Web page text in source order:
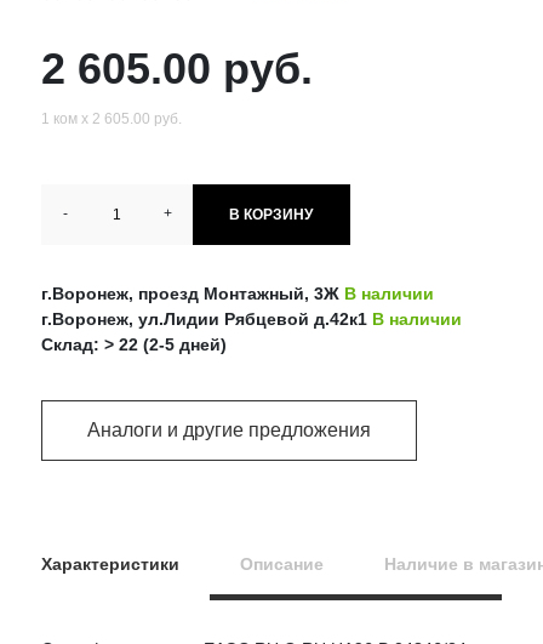
2 605.00 руб.
1 ком х 2 605.00 руб.
- + В КОРЗИНУ
г.Воронеж, проезд Монтажный, 3Ж В наличии
г.Воронеж, ул.Лидии Рябцевой д.42к1 В наличии
Склад: > 22 (2-5 дней)
Аналоги и другие предложения
Характеристики Описание Наличие в